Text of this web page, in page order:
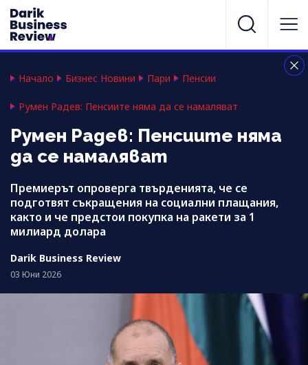
Начало Бизнес Новини Пари Пенсии
Румен Радев: Пенсиите няма да се намаляват
Румен Радев: Пенсиите няма
да се намаляват
Премиерът опроверга твърденията, че се
подготвят съкращения на социални плащания,
както и че предстои покупка на ракети за 1
милиард долара
Darik Business Review
03 Юни 2026